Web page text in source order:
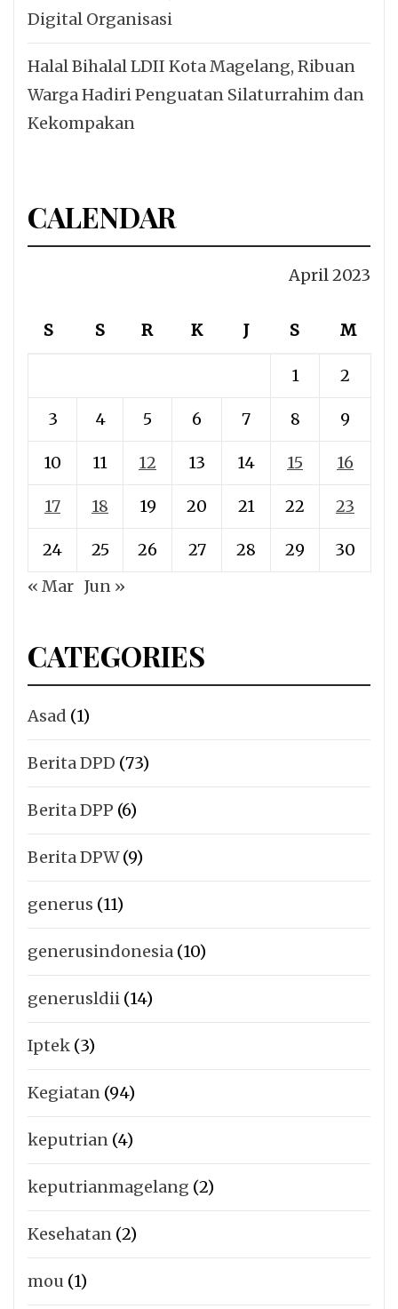
Digital Organisasi
Halal Bihalal LDII Kota Magelang, Ribuan
Warga Hadiri Penguatan Silaturrahim dan
Kekompakan
CALENDAR
April 2023
S S R K J S M
1 2
3 4 5 6 7 8 9
10 11 12 13 14 15 16
17 18 19 20 21 22 23
24 25 26 27 28 29
30
« Mar Jun »
CATEGORIES
Asad (1)
Berita DPD (73)
Berita DPP (6)
Berita DPW(9)
generus (11)
generusindonesia (10)
generusldii (14)
Iptek (3)
Kegiatan (94)
keputrian (4)
keputrianmagelang (2)
Kesehatan (2)
mou (1)